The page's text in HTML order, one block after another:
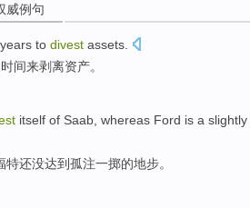
威例句
years to divest assets
间来剥离资产。
itself of Saab whereas Ford is a
特还没达到孤注一掷的地步。